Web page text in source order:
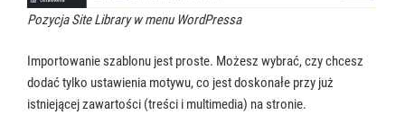
Pozycja Site Library w menu WordPressa
Importowanie szablonu jest proste. Możesz wybrać, czy chcesz
dodać tylko ustawienia motywu, co jest doskonałe przy już
istniejącej zawartości (treści i multimedia) na stronie.